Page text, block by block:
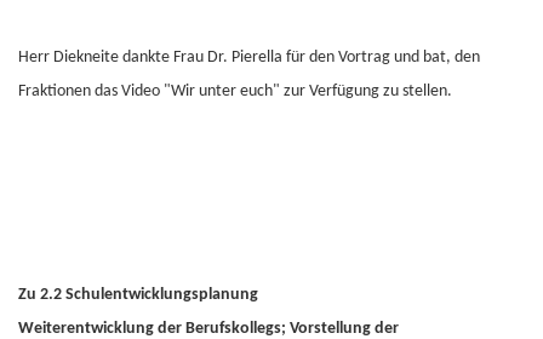
Herr Diekneite dankte Frau Dr. Pierella für den Vortrag und bat, den
Fraktionen das Video "Wir unter euch" zur Verfügung zu stellen.
Zu 2.2 Schulentwicklungsplanung
Weiterentwicklung der Berufskollegs; Vorstellung der